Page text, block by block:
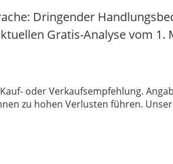
Dringender
Gratis-Analyse vom 1.
oder Verkaufsempfehlung.
zu hohen Verlusten führen.